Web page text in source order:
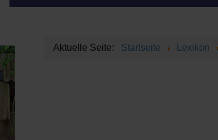
Aktuelle Seite: Startseite Lexikon